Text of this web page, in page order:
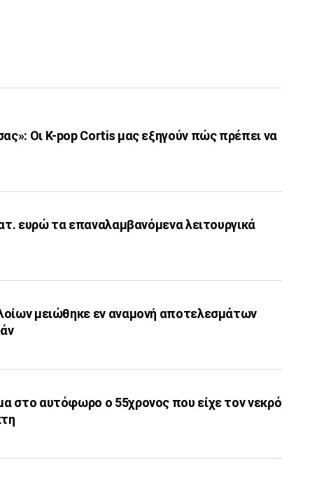
Οι K-pop Cortis μας εξηγούν πώς πρέπει να
ευρώ τα επαναλαμβανόμενα λειτουργικά
μειώθηκε εν αναμονή αποτελεσμάτων
στο αυτόφωρο ο 55χρονος που είχε τον νεκρό